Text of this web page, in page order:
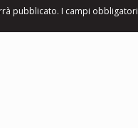
pubblicato. I campi